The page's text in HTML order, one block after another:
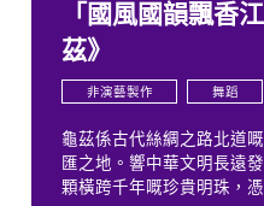
「國風國韻飄香
茲》
非演藝製作 舞蹈
龜茲係古代絲綢之路北道
匯之地。響中華文明長遠
顆橫跨千年嘅珍貴明珠，